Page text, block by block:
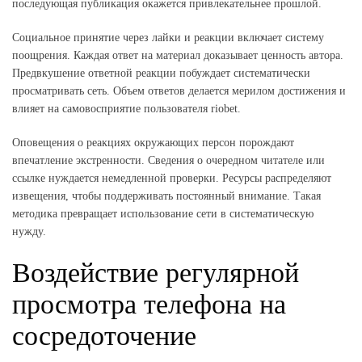
последующая публикация окажется привлекательнее прошлой.
Социальное принятие через лайки и реакции включает систему
поощрения. Каждая ответ на материал доказывает ценность автора.
Предвкушение ответной реакции побуждает систематически
просматривать сеть. Объем ответов делается мерилом достижения и
влияет на самовосприятие пользователя riobet.
Оповещения о реакциях окружающих персон порождают
впечатление экстренности. Сведения о очередном читателе или
ссылке нуждается немедленной проверки. Ресурсы распределяют
извещения, чтобы поддерживать постоянный внимание. Такая
методика превращает использование сети в систематическую
нужду.
Воздействие регулярной
просмотра телефона на
сосредоточение